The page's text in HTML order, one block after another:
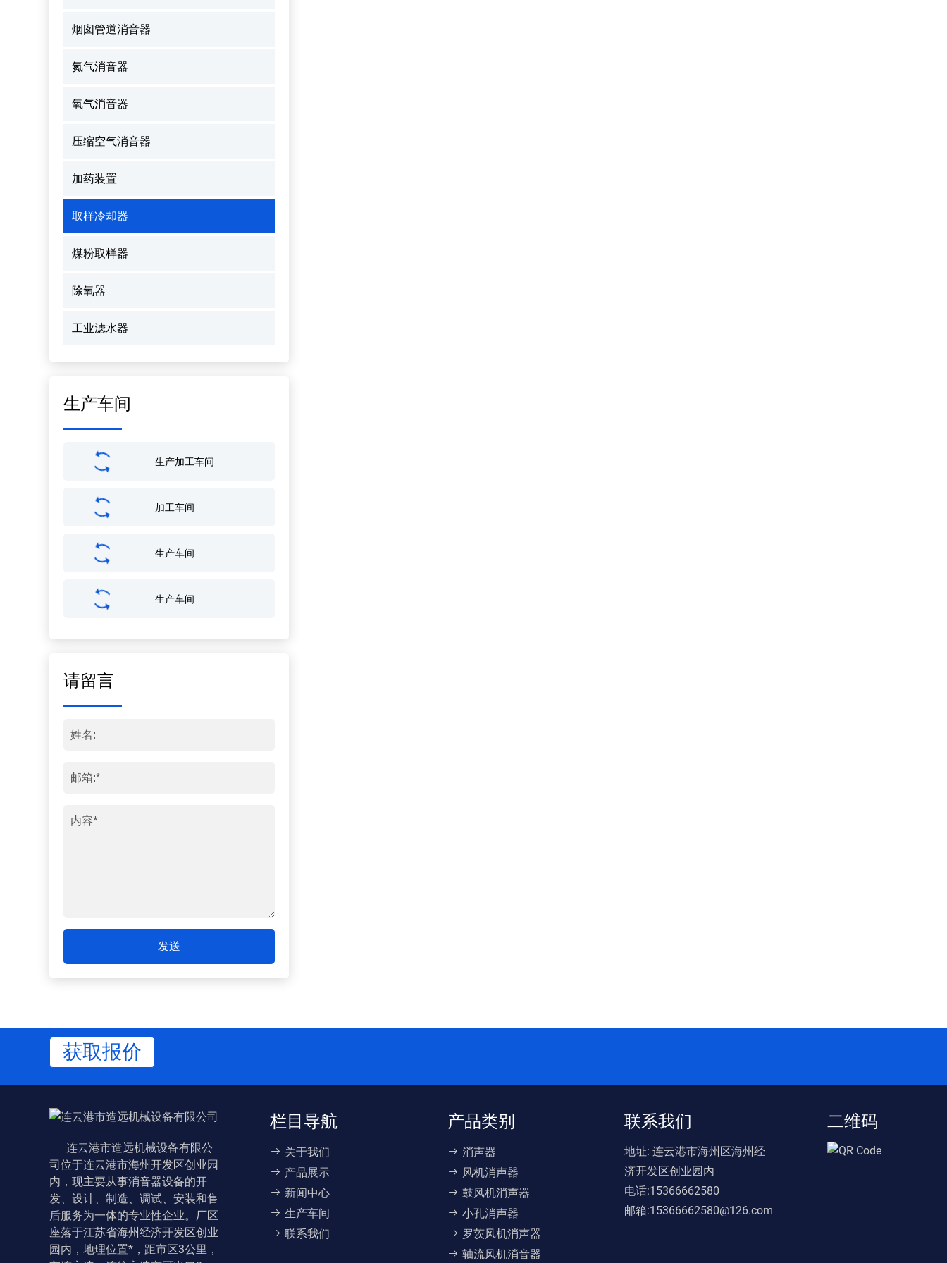
烟囱管道消音器
氮气消音器
氧气消音器
压缩空气消音器
加药装置
取样冷却器
煤粉取样器
除氧器
工业滤水器
生产车间
生产加工车间
加工车间
生产车间
生产车间
请留言
发送
获取报价
连云港市造远机械设备有限公
司位于连云港市海州开发区创业园
内，现主要从事消音器设备的开
发、设计、制造、调试、安装和售
后服务为一体的专业性企业。厂区
座落于江苏省海州经济开发区创业
园内，地理位置*，距市区3公里，
栏目导航
关于我们
产品展示
新闻中心
生产车间
联系我们
产品类别
消声器
风机消声器
鼓风机消声器
小孔消声器
罗茨风机消声器
轴流风机消音器
联系我们
地址:连云港市海州区海州经
济开发区创业园内
电话:15366662580
邮箱:15366662580@126.com
二维码